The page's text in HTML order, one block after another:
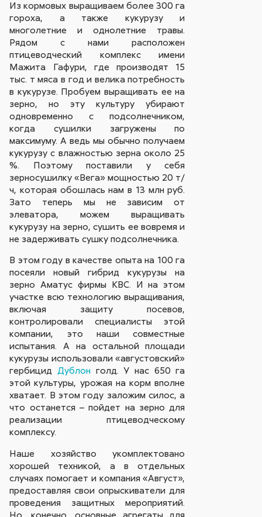
Из кормовых выращиваем более 300 га
гороха, а также кукурузу и
многолетние и однолетние травы.
Рядом с нами расположен
птицеводческий комплекс имени
Мажита Гафури, где производят 15
тыс. т мяса в год и велика потребность
в кукурузе. Пробуем выращивать ее на
зерно, но эту культуру убирают
одновременно с подсолнечником,
когда сушилки загружены по
максимуму. А ведь мы обычно получаем
кукурузу с влажностью зерна около 25
%. Поэтому поставили у себя
зерносушилку «Вега» мощностью 20 т/
ч, которая обошлась нам в 13 млн руб.
Зато теперь мы не зависим от
элеватора, можем выращивать
кукурузу на зерно, сушить ее вовремя и
не задерживать сушку подсолнечника.
В этом году в качестве опыта на 100 га
посеяли новый гибрид кукурузы на
зерно Аматус фирмы КВС. И на этом
участке всю технологию выращивания,
включая защиту посевов,
контролировали специалисты этой
компании, это наши совместные
испытания. А на остальной площади
кукурузы использовали «августовский»
гербицид Дублонголд. У нас 650 га
этой культуры, урожая на корм вполне
хватает. В этом году заложим силос, а
что останется – пойдет на зерно для
реализации птицеводческому
комплексу.
Наше хозяйство укомплектовано
хорошей техникой, а в отдельных
случаях помогает и компания «Август»,
предоставляя свои опрыскиватели для
проведения защитных мероприятий.
Но, конечно, основные агрегаты для